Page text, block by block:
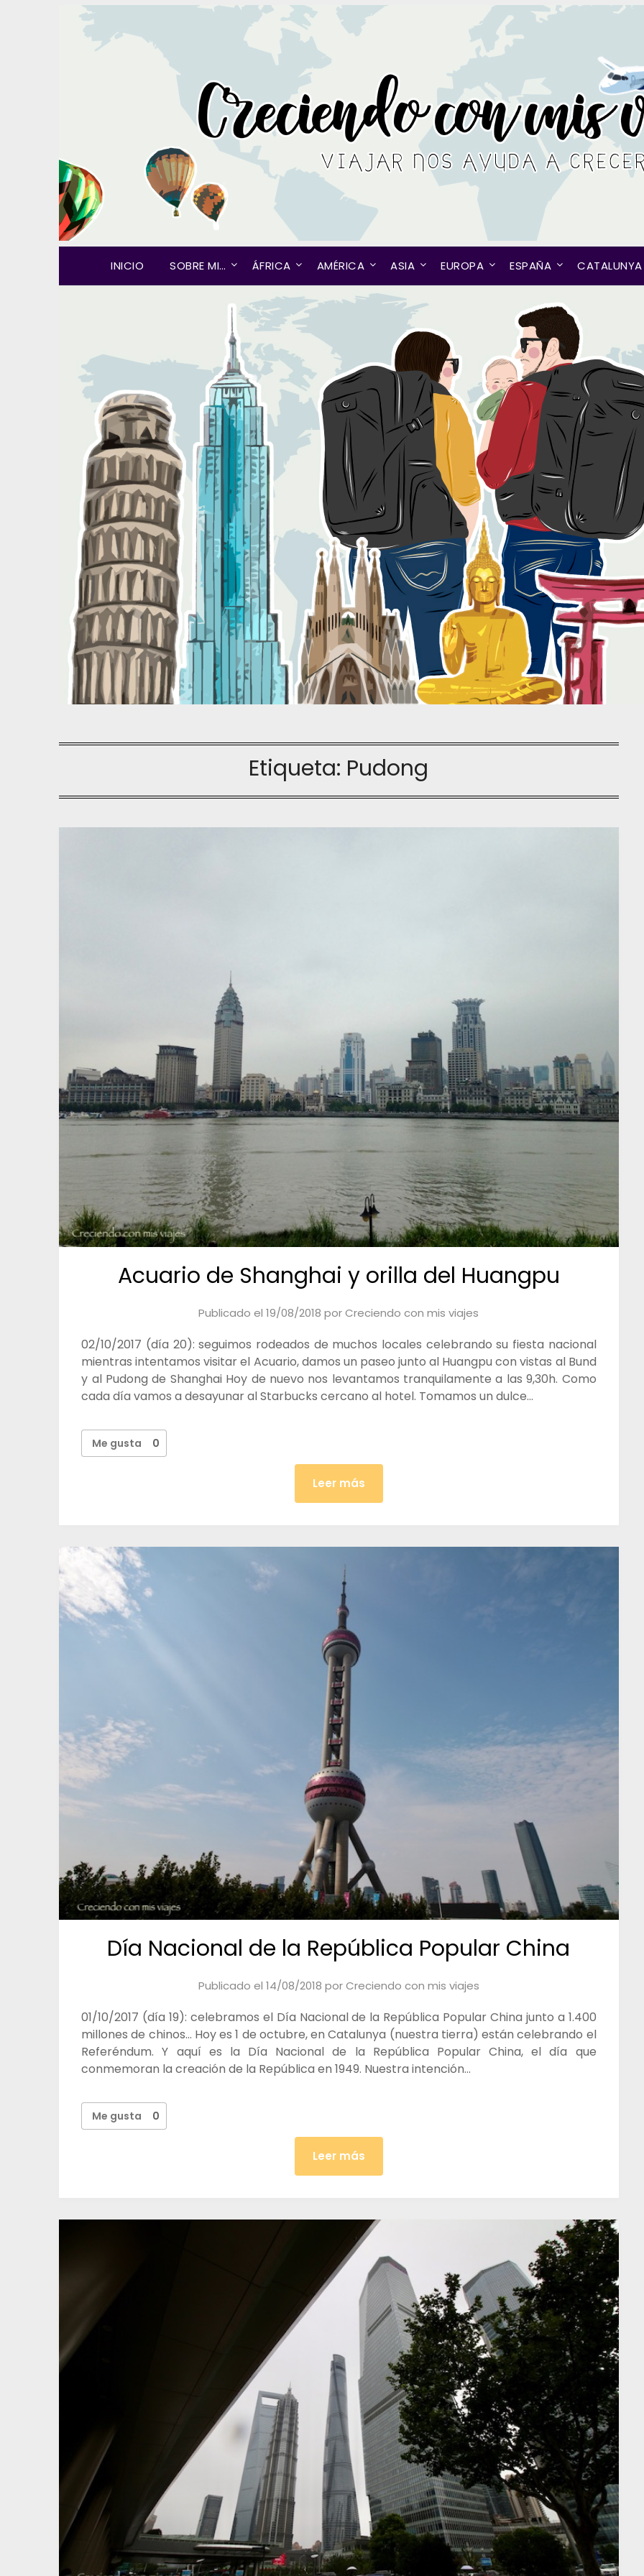
INICIO SOBRE MI… ÁFRICA AMÉRICA ASIA EUROPA ESPAÑA CATALUNYA
Etiqueta: Pudong
Acuario de Shanghai y orilla del Huangpu
Publicado el19/08/2018 porCreciendo con mis viajes
02/10/2017 (día 20): seguimos rodeados de muchos locales celebrando su fiesta nacional
mientras intentamos visitar el Acuario, damos un paseo junto al Huangpu con vistas al Bund
y al Pudong de Shanghai Hoy de nuevo nos levantamos tranquilamente a las 9,30h. Como
cada día vamos a desayunar al Starbucks cercano al hotel. Tomamos un dulce…
Me gusta 0
Leer más
Día Nacional de la República Popular China
Publicado el 14/08/2018 porCreciendo con mis viajes
01/10/2017 (día 19): celebramos el Día Nacional de la República Popular China junto a 1.400
millones de chinos… Hoy es 1 de octubre, en Catalunya (nuestra tierra) están celebrando el
Referéndum. Y aquí es la Día Nacional de la República Popular China, el día que
conmemoran la creación de la República en 1949. Nuestra intención…
Me gusta 0
Leer más